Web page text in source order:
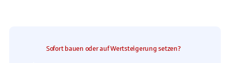
Sofort bauen oder auf Wertsteigerung setzen?